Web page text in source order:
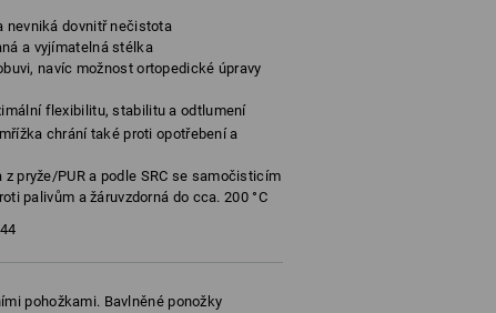
nevniká dovnitř nečistota
a vyjímatelná stélka
navíc možnost ortopedické úpravy
flexibilitu, stabilitu a odtlumení
chrání také proti opotřebení a
pryže/PUR a podle SRC se samočisticím
palivům a žáruvzdorná do cca. 200 °C
44
pohožkami. Bavlněné ponožky